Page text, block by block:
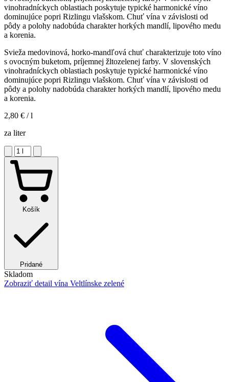
vinohradníckych oblastiach poskytuje typické harmonické víno
dominujúce popri Rizlingu vlašskom. Chuť vína v závislosti od
pôdy a polohy nadobúda charakter horkých mandlí, lipového medu
a korenia.
Svieža medovinová, horko-mandľová chuť charakterizuje toto víno
s ovocným buketom, príjemnej žltozelenej farby. V slovenských
vinohradníckych oblastiach poskytuje typické harmonické víno
dominujúce popri Rizlingu vlašskom. Chuť vína v závislosti od
pôdy a polohy nadobúda charakter horkých mandlí, lipového medu
a korenia.
2,80 € / l
za liter
Košík
Pridané
Skladom
Zobraziť detail vína Veltlínske zelené